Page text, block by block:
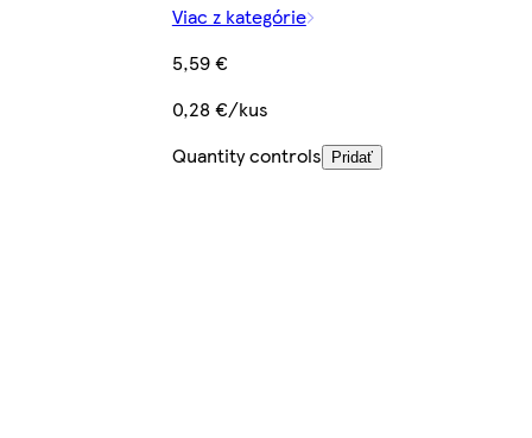
Viac z kategórie
5,59 €
0,28 €/kus
Quantity controls
Pridať